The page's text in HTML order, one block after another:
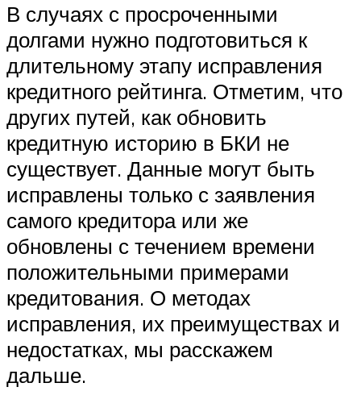
В случаях с просроченными
долгами нужно подготовиться к
длительному этапу исправления
кредитного рейтинга. Отметим, что
других путей, как обновить
кредитную историю в БКИ не
существует. Данные могут быть
исправлены только с заявления
самого кредитора или же
обновлены с течением времени
положительными примерами
кредитования. О методах
исправления, их преимуществах и
недостатках, мы расскажем
дальше.